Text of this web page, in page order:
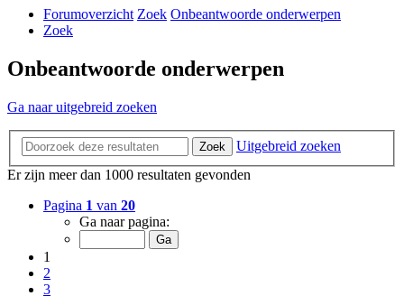
Forumoverzicht Zoek Onbeantwoorde onderwerpen
Zoek
Onbeantwoorde onderwerpen
Ga naar uitgebreid zoeken
Zoek
Uitgebreid zoeken
Er zijn meer dan 1000 resultaten gevonden
Pagina 1 van 20
Ga naar pagina:
1
2
3